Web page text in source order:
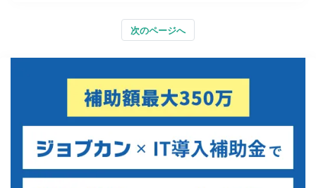
次のページへ